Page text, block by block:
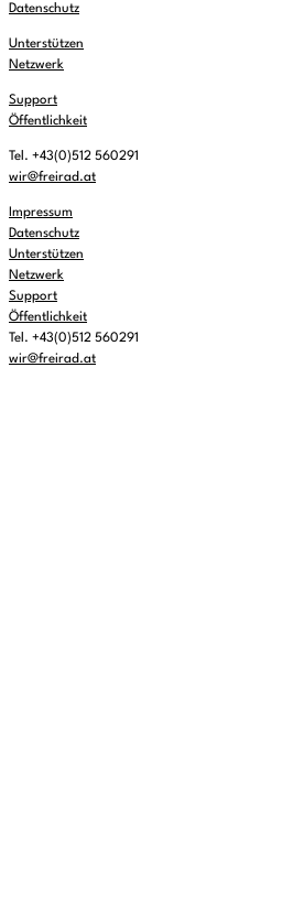
Datenschutz
Unterstützen
Netzwerk
Support
Öffentlichkeit
Tel. +43(0)512 560291
wir@freirad.at
Impressum
Datenschutz
Unterstützen
Netzwerk
Support
Öffentlichkeit
Tel. +43(0)512 560291
wir@freirad.at